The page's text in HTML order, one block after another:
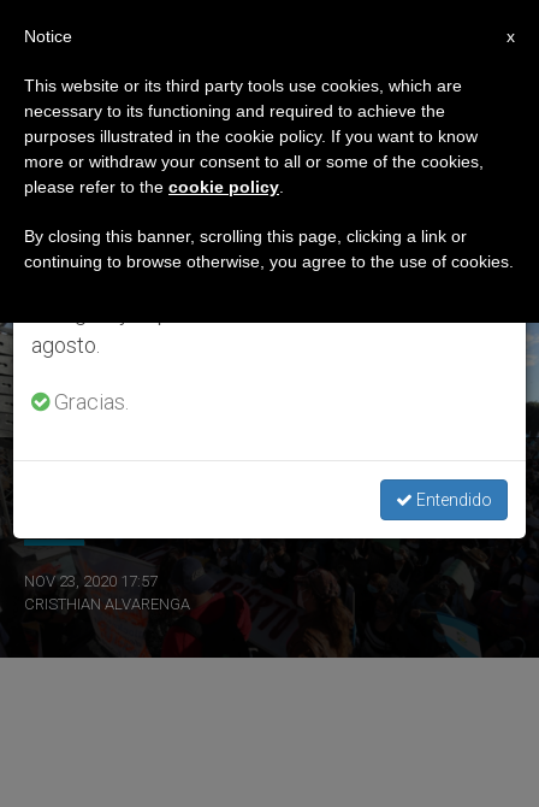
ETIQUETA
Posts Tagged
‘guatemala’
ÚLTIMAS NOTICIAS
NOV 23, 2020 17:57
CRISTHIAN ALVARENGA
×
Aviso importante
Del 27 de julio al 7 de agosto haremos la pausa
anual, aprovechando que en el periodo de verano
se generan menos informaciones y también el
agosto.
Gracias.
Entendido
x
Notice
This website or its third party tools use cookies, which are
necessary to its functioning and required to achieve the
purposes illustrated in the cookie policy. If you want to know
more or withdraw your consent to all or some of the cookies,
please refer to the cookie policy
By closing this banner, scrolling this page, clicking a link or
continuing to browse otherwise, you agree to the use of cookies.